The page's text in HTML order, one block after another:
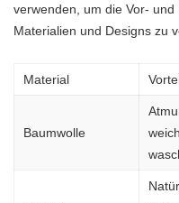
verwenden, um die Vor-
Materialien und Designs zu
Material
Baumwolle